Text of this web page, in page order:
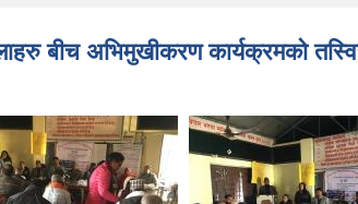
बीच अभिमुखीकरण कार्यक्रमको